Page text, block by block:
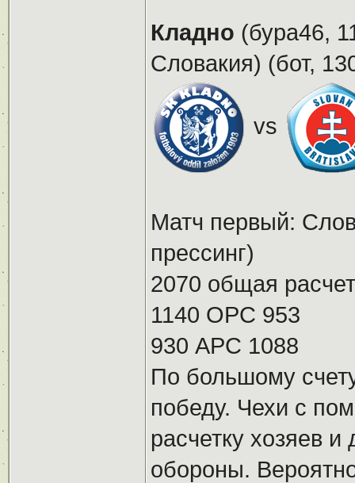
Кладно (бура46,
Словакия) (бот,
vs
Матч первый:
прессинг)
2070 общая
1140 ОРС 953
930 АРС 1088
По большому
победу. Чехи с
расчетку хозяев
обороны.